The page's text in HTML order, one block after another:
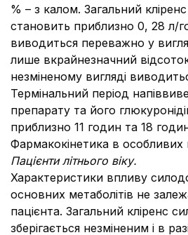
% – з калом. Загальний
становить приблизно 0, 28 л/
виводиться переважно у
лише вкрайнезначний
незміненому вигляді
Термінальний період
препарату та його
приблизно 11 годин та 18
Фармакокінетика в особливих
Пацієнти літнього віку.
Характеристики впливу
основних метаболітів не
пацієнта. Загальний кліренс
зберігається незміненим і в